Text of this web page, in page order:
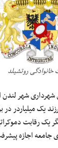
خانوادگی روتشیلد
شهرداری شهر
یک میلیاردر
یک رقابت
جامعه اجازه